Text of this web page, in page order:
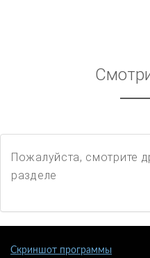
Пожалуйста, смотрите
разделе
Скриншот программы